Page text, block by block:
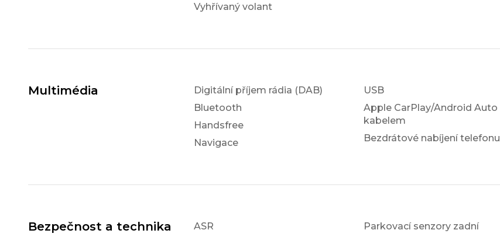
Vyhřívaný volant
Multimédia
Digitální příjem rádia (DAB)
Bluetooth
Handsfree
Navigace
USB
Apple CarPlay/Android Auto
kabelem
Bezdrátové nabíjení telefonu
Bezpečnost a technika
ASR
Parkovací senzory zadní